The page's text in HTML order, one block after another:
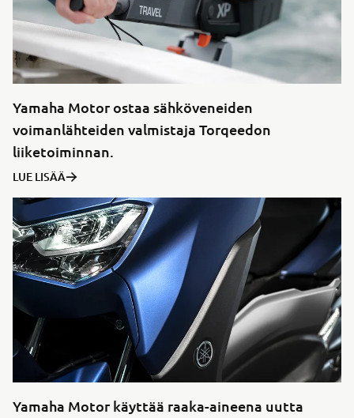
Yamaha Motor ostaa sähköveneiden
voimanlähteiden valmistaja Torqeedon
liiketoiminnan.
LUE LISÄÄ
Yamaha Motor käyttää raaka-aineena uutta